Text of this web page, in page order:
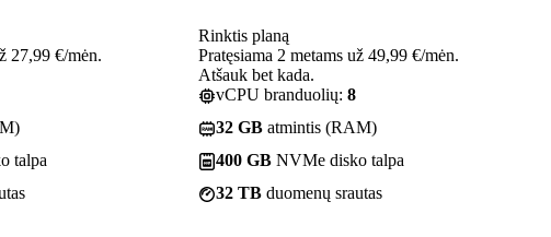
27,99 €/mėn.
talpa
Rinktis planą
Pratęsiama 2 metams už 49,99 €/mėn.
Atšauk bet kada.
vCPU branduolių: 8
32 GB atmintis (RAM)
400 GB NVMe disko talpa
32 TB duomenų srautas